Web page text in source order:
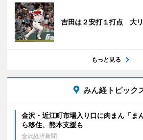
吉田は２安打１打点 大
もっと見る
みん経トピック
金沢・近江町市場入り口に肉まん「
ら移住、熊本支援も
金沢経済新聞